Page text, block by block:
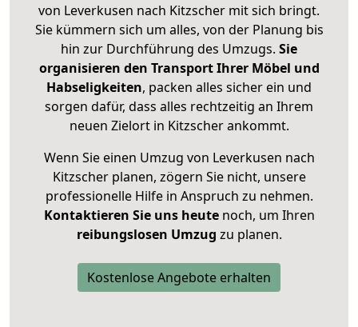
von Leverkusen nach Kitzscher mit sich bringt.
Sie kümmern sich um alles, von der Planung bis
hin zur Durchführung des Umzugs. Sie
organisieren den Transport Ihrer Möbel und
Habseligkeiten, packen alles sicher ein und
sorgen dafür, dass alles rechtzeitig an Ihrem
neuen Zielort in Kitzscher ankommt.
Wenn Sie einen Umzug von Leverkusen nach
Kitzscher planen, zögern Sie nicht, unsere
professionelle Hilfe in Anspruch zu nehmen.
Kontaktieren Sie uns heutenoch, um Ihren
reibungslosen Umzug zu planen.
Kostenlose Angebote erhalten